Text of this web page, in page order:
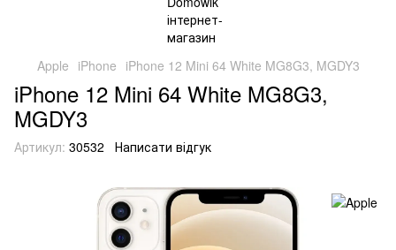
Apple iPhone iPhone 12 Mini 64 White MG8G3, MGDY3
iPhone 12 Mini 64 White MG8G3,
MGDY3
Артикул: 30532 Написати відгук